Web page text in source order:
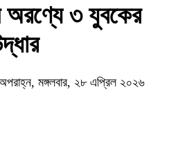
অরণ্যে ৩ যুবকের
মঙ্গলবার, ২৮ এপ্রিল ২০২৬